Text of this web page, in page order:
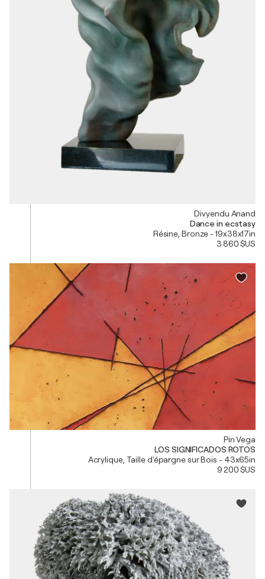
Divyendu Anand
Dance in ecstasy
Résine, Bronze - 19x38x17in
3 860 $US
Pin Vega
LOS SIGNIFICADOS ROTOS
Acrylique, Taille d'épargne sur Bois - 43x65in
9 200 $US